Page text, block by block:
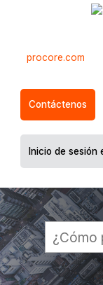
procore.com
Contáctenos
Inicio de sesión